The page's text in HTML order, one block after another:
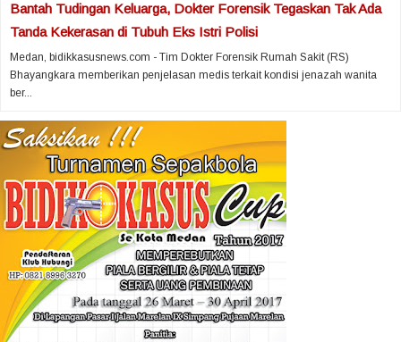
Bantah Tudingan Keluarga, Dokter Forensik Tegaskan Tak Ada
Tanda Kekerasan di Tubuh Eks Istri Polisi
Medan, bidikkasusnews.com - Tim Dokter Forensik Rumah Sakit (RS)
Bhayangkara memberikan penjelasan medis terkait kondisi jenazah wanita
ber...